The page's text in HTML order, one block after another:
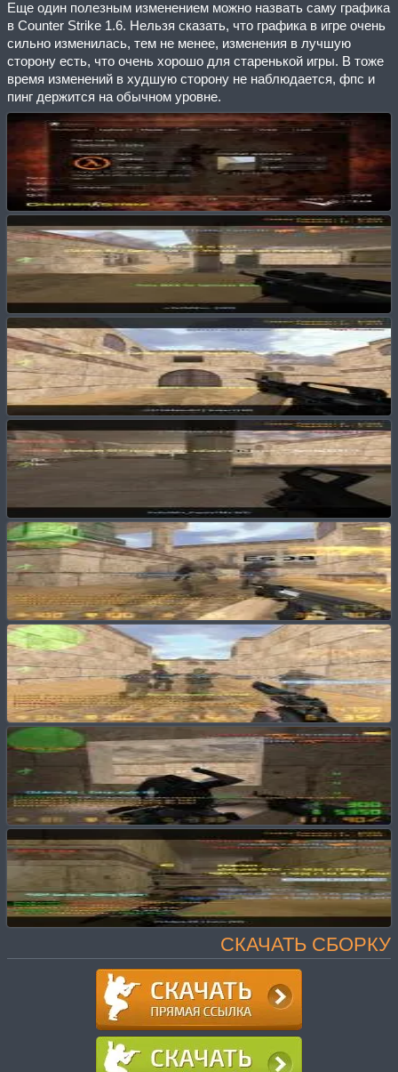
Еще один полезным изменением можно назвать саму графика
в Counter Strike 1.6. Нельзя сказать, что графика в игре очень
сильно изменилась, тем не менее, изменения в лучшую
сторону есть, что очень хорошо для старенькой игры. В тоже
время изменений в худшую сторону не наблюдается, фпс и
пинг держится на обычном уровне.
СКАЧАТЬ СБОРКУ